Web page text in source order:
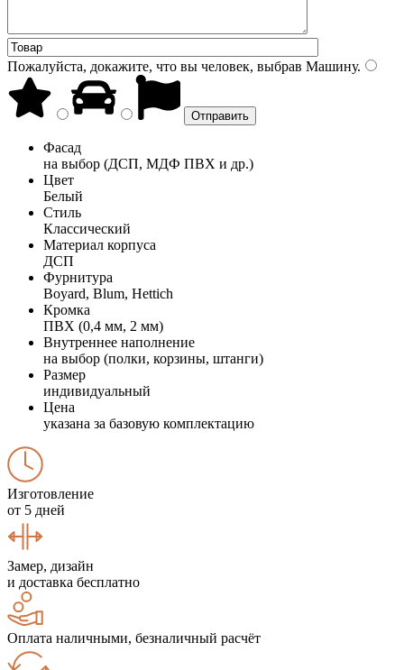
Пожалуйста, докажите, что вы человек, выбрав Машину.
Фасад
на выбор (ДСП, МДФ ПВХ и др.)
Цвет
Белый
Стиль
Классический
Материал корпуса
ДСП
Фурнитура
Boyard, Blum, Hettich
Кромка
ПВХ (0,4 мм, 2 мм)
Внутреннее наполнение
на выбор (полки, корзины, штанги)
Размер
индивидуальный
Цена
указана за базовую комплектацию
Изготовление
от 5 дней
Замер, дизайн
и доставка бесплатно
Оплата наличными, безналичный расчёт